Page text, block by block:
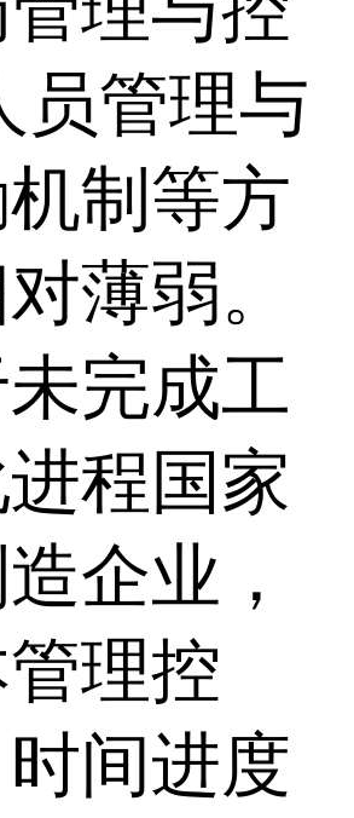
员管理与
制等方
薄弱。
完成工
程国家
企业，
理控
间进度